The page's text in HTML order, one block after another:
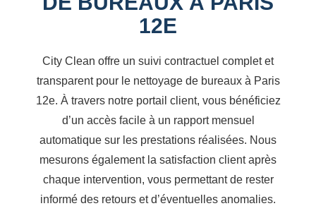
12E
City Clean offre un suivi contractuel complet et
transparent pour le nettoyage de bureaux à Paris
12e. À travers notre portail client, vous bénéficiez
d’un accès facile à un rapport mensuel
automatique sur les prestations réalisées. Nous
mesurons également la satisfaction client après
chaque intervention, vous permettant de rester
informé des retours et d’éventuelles anomalies.